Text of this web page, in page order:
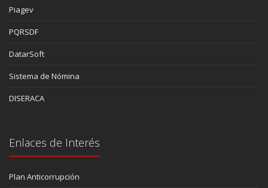
Piagev
PQRSDF
DatarSoft
Sistema de Nómina
DISERACA
Enlaces de Interés
Plan Anticorrupción